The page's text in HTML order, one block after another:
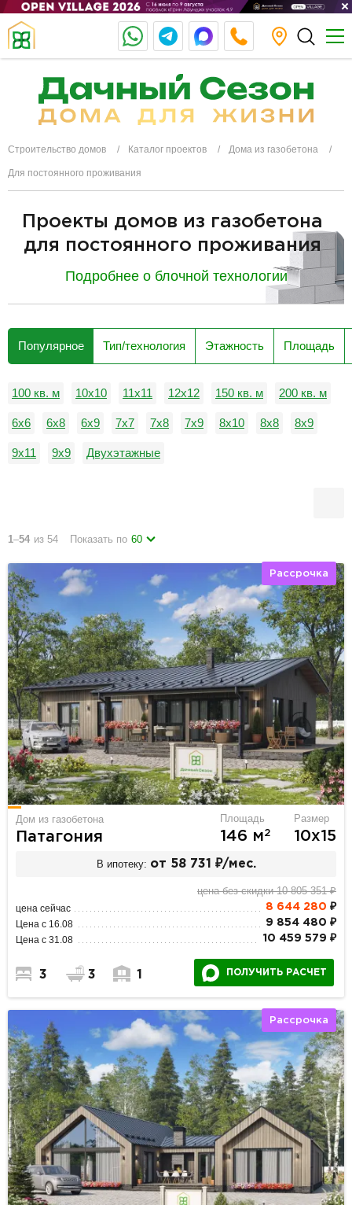
Строительство домов Каталог проектов Дома из газобетона
Для постоянного проживания
Проекты домов из газобетона
для постоянного проживания
Подробнее о блочной технологии
Популярное Тип/технология Этажность Площадь
100 кв. м 10x10 11x11 12x12 150 кв. м 200 кв. м
6x6 6x8 6x9 7x7 7x8 7x9 8x10 8x8 8x9
9x11 9x9 Двухэтажные
1–54 из 54 Показать по 60
Рассрочка
Дом из газобетона
Патагония
Площадь
146 м2
Размер
10х15
В ипотеку: от 58 731 ₽/мес.
цена без скидки 10 805 351 ₽
цена сейчас 8 644 280 ₽
Цена с 16.08 9 854 480 ₽
Цена с 31.08 10 459 579 ₽
3 3 1 ПОЛУЧИТЬ РАСЧЕТ
Рассрочка